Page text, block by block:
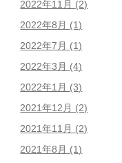
2022年11月 (2)
2022年8月 (1)
2022年7月 (1)
2022年3月 (4)
2022年1月 (3)
2021年12月 (2)
2021年11月 (2)
2021年8月 (1)